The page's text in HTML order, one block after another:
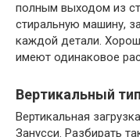
полным выходом из
стиральную машину,
каждой детали.
имеют одинаковое
Вертикальный тип
Вертикальная
Занусси. Разбирать